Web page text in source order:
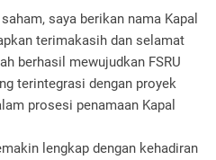
saya berikan nama Kapal
terimakasih dan selamat
berhasil mewujudkan FSRU
terintegrasi dengan proyek
prosesi penamaan Kapal
lengkap dengan kehadiran